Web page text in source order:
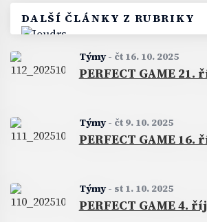
DALŠÍ ČLÁNKY Z RUBRIKY
Týmy- čt 16. 10. 2025
PERFECT GAME 21.
Týmy- čt 9. 10. 2025
PERFECT GAME 16.
Týmy- st 1. 10. 2025
PERFECT GAME 4.